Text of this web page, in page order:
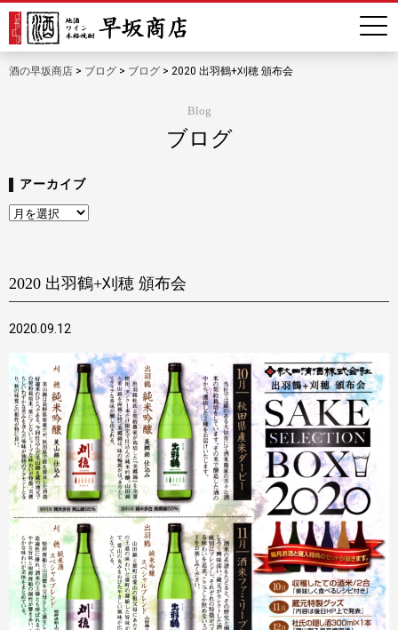
酒の早坂商店 > ブログ > ブログ > 2020 出羽鶴+刈穂 頒布会
Blog
ブログ
アーカイブ
ア
ー
2020 出羽鶴+刈穂 頒布会
2020.09.12